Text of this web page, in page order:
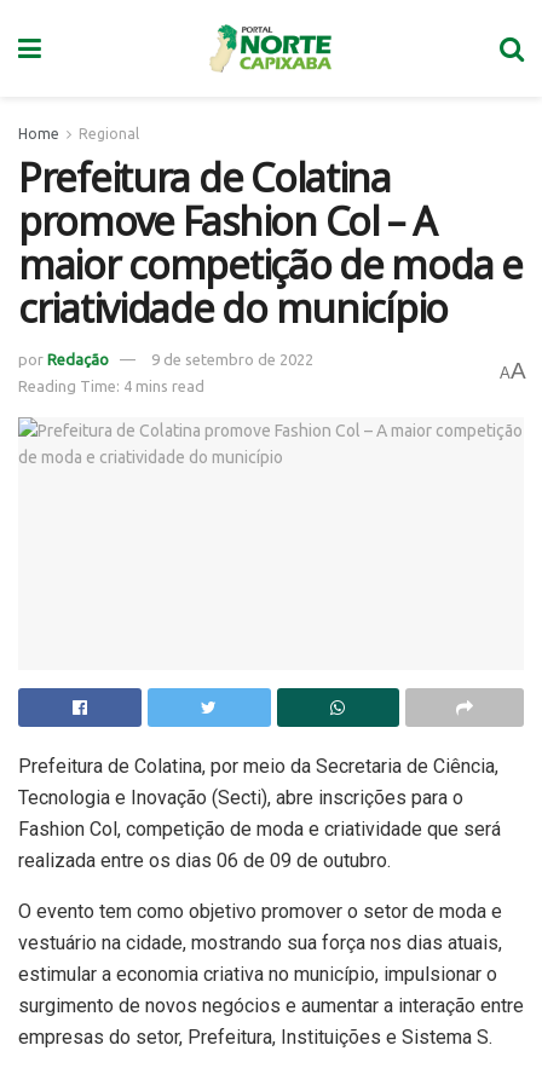
Home Regional
Prefeitura de Colatina
promove Fashion Col – A
maior competição de moda e
criatividade do município
por Redação
9 de setembro de 2022
Reading Time: 4 mins read
AA
Prefeitura de Colatina, por meio da Secretaria de Ciência,
Tecnologia e Inovação (Secti), abre inscrições para o
Fashion Col, competição de moda e criatividade que será
realizada entre os dias 06 de 09 de outubro.
O evento tem como objetivo promover o setor de moda e
vestuário na cidade, mostrando sua força nos dias atuais,
estimular a economia criativa no município, impulsionar o
surgimento de novos negócios e aumentar a interação entre
empresas do setor, Prefeitura, Instituições e Sistema S.